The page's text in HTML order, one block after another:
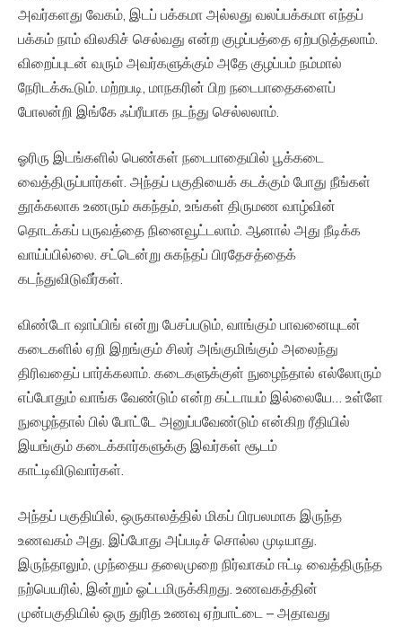
அவர்களது வேகம், இடப் பக்கமா அல்லது வலப்பக்கமா எந்தப்
பக்கம் நாம் விலகிச் செல்வது என்ற குழப்பத்தை ஏற்படுத்தலாம்.
விறைப்புடன் வரும் அவர்களுக்கும் அதே குழப்பம் நம்மால்
நேரிடக்கூடும். மற்றபடி, மாநகரின் பிற நடைபாதைகளைப்
போலன்றி இங்கே ஃப்ரீயாக நடந்து செல்லலாம்.
ஓரிரு இடங்களில் பெண்கள் நடைபாதையில் பூக்கடை
வைத்திருப்பார்கள். அந்தப் பகுதியைக் கடக்கும் போது நீங்கள்
தூக்கலாக உணரும் சுகந்தம், உங்கள் திருமண வாழ்வின்
தொடக்கப் பருவத்தை நினைவூட்டலாம். ஆனால் அது நீடிக்க
வாய்ப்பில்லை. சட்டென்று சுகந்தப் பிரதேசத்தைக்
கடந்துவிடுவீர்கள்.
விண்டோ ஷாப்பிங் என்று பேசப்படும், வாங்கும் பாவனையுடன்
கடைகளில் ஏறி இறங்கும் சிலர் அங்குமிங்கும் அலைந்து
திரிவதைப் பார்க்கலாம். கடைகளுக்குள் நுழைந்தால் எல்லோரும்
எப்போதும் வாங்க வேண்டும் என்ற கட்டாயம் இல்லையே… உள்ளே
நுழைந்தால் பில் போட்டே அனுப்பவேண்டும் என்கிற ரீதியில்
இயங்கும் கடைக்கார்களுக்கு இவர்கள் சூடம்
காட்டிவிடுவார்கள்.
அந்தப் பகுதியில், ஒருகாலத்தில் மிகப் பிரபலமாக இருந்த
உணவகம் அது. இப்போது அப்படிச் சொல்ல முடியாது.
இருந்தாலும், முந்தைய தலைமுறை நிர்வாகம் ஈட்டி வைத்திருந்த
நற்பெயரில், இன்றும் ஓட்டமிருக்கிறது. உணவகத்தின்
முன்பகுதியில் ஒரு துரித உணவு ஏற்பாட்டை – அதாவது